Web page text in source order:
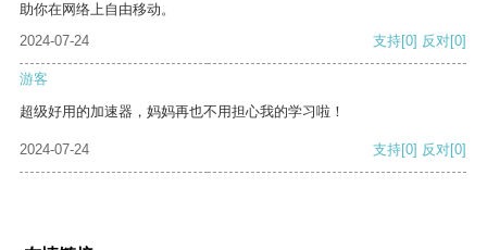
助你在网络上自由移动。
2024-07-24
支持[0] 反对[0]
游客
超级好用的加速器，妈妈再也不用担心我的学习啦！
2024-07-24 支持[0] 反对[0]